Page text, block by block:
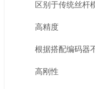
区别于传统丝杆模
高精度
根据搭配编码器不
高刚性